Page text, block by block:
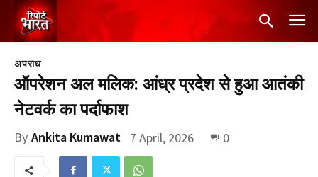
अपराध
ऑपरेशन अल मलिक: आंध्र प्रदेश से हुआ आतंकी
नेटवर्क का पर्दाफाश
By Ankita Kumawat 7 April, 2026 0